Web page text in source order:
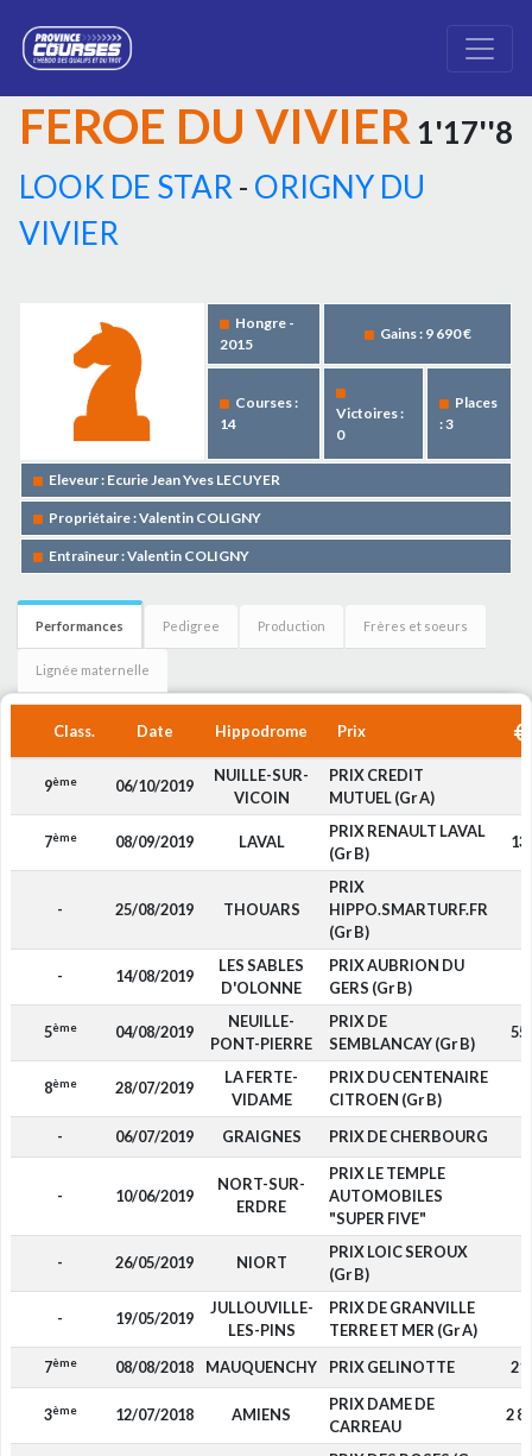
FEROE DU VIVIER 1'17''8
LOOK DE STAR - ORIGNY DU
VIVIER
Hongre -
2015
Gains : 9 690 €
Courses :
14
Victoires :
0
Places
: 3
Eleveur : Ecurie Jean Yves LECUYER
Propriétaire : Valentin COLIGNY
Entraîneur : Valentin COLIGNY
Performances Pedigree Production Frères et soeurs
Lignée maternelle
Class. Date Hippodrome Prix
9ème 06/10/2019
NUILLE-SUR-
VICOIN
PRIX CREDIT
MUTUEL (Gr A)
7ème 08/09/2019 LAVAL
PRIX RENAULT LAVAL
(Gr B)
- 25/08/2019 THOUARS
PRIX
HIPPO.SMARTURF.FR
(Gr B)
- 14/08/2019
LES SABLES
D'OLONNE
PRIX AUBRION DU
GERS (Gr B)
5ème 04/08/2019
NEUILLE-
PONT-PIERRE
PRIX DE
SEMBLANCAY (Gr B)
8ème 28/07/2019
LA FERTE-
VIDAME
PRIX DU CENTENAIRE
CITROEN (Gr B)
- 06/07/2019 GRAIGNES PRIX DE CHERBOURG
- 10/06/2019
NORT-SUR-
ERDRE
PRIX LE TEMPLE
AUTOMOBILES
"SUPER FIVE"
- 26/05/2019 NIORT
PRIX LOIC SEROUX
(Gr B)
- 19/05/2019
JULLOUVILLE-
LES-PINS
PRIX DE GRANVILLE
TERRE ET MER (Gr A)
7ème 08/08/2018 MAUQUENCHY PRIX GELINOTTE
3ème 12/07/2018 AMIENS
PRIX DAME DE
CARREAU
2